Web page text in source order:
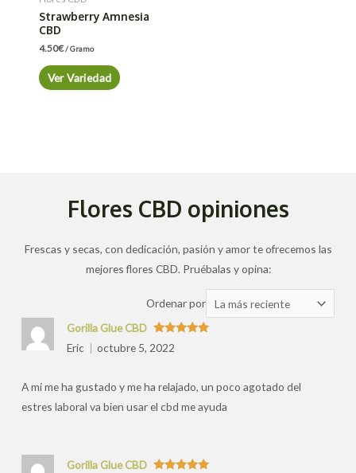
Strawberry Amnesia
CBD
4.50€/ Gramo
Ver Variedad
Flores CBD opiniones
Frescas y secas, con dedicación, pasión y amor te ofrecemos las
mejores flores CBD. Pruébalas y opina:
Ordenar por Ordenar
las
Valorado
con
Gorilla Glue CBD
Eric
octubre 5, 2022
A mi me ha gustado y me ha relajado, un poco agotado del
estres laboral va bien usar el cbd me ayuda
Gorilla Glue CBD